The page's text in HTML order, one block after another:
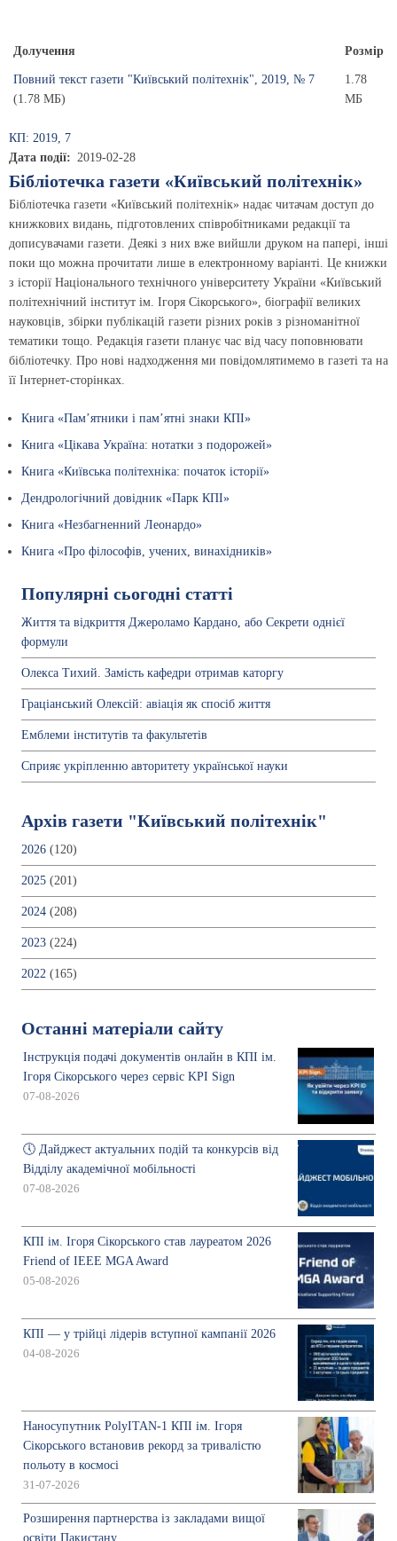
Долучення Розмір
Повний текст газети "Київський політехнік", 2019, № 7
(1.78 МБ)
1.78
МБ
КП: 2019, 7
Дата події
2019-02-28
Бібліотечка газети «Київський політехнік»
Бібліотечка газети «Київський політехнік» надає читачам доступ до
книжкових видань, підготовлених співробітниками редакції та
дописувачами газети. Деякі з них вже вийшли друком на папері, інші
поки що можна прочитати лише в електронному варіанті. Це книжки
з історії Національного технічного університету України «Київський
політехнічний інститут ім. Ігоря Сікорського», біографії великих
науковців, збірки публікацій газети різних років з різноманітної
тематики тощо. Редакція газети планує час від часу поповнювати
бібліотечку. Про нові надходження ми повідомлятимемо в газеті та на
її Інтернет-сторінках.
Книга «Пам’ятники і пам’ятні знаки КПІ»
Книга «Цікава Україна: нотатки з подорожей»
Книга «Київська політехніка: початок історії»
Дендрологічний довідник «Парк КПІ»
Книга «Незбагненний Леонардо»
Книга «Про філософів, учених, винахідників»
Популярні сьогодні статті
Життя та відкриття Джероламо Кардано, або Секрети однієї
формули
Олекса Тихий. Замість кафедри отримав каторгу
Граціанський Олексій: авіація як спосіб життя
Емблеми інститутів та факультетів
Сприяє укріпленню авторитету української науки
Архів газети "Київський політехнік"
2026 (120)
2025 (201)
2024 (208)
2023 (224)
2022 (165)
Останні матеріали сайту
Інструкція подачі документів онлайн в КПІ ім.
Ігоря Сікорського через сервіс KPI Sign
07-08-2026
🕔 Дайджест актуальних подій та конкурсів від
Відділу академічної мобільності
07-08-2026
КПІ ім. Ігоря Сікорського став лауреатом 2026
Friend of IEEE MGA Award
05-08-2026
КПІ — у трійці лідерів вступної кампанії 2026
04-08-2026
Наносупутник PolyITAN-1 КПІ ім. Ігоря
Сікорського встановив рекорд за тривалістю
польоту в космосі
31-07-2026
Розширення партнерства із закладами вищої
освіти Пакистану